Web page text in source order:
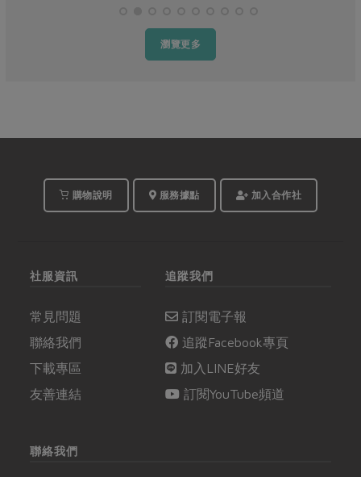
瀏覽更多
購物說明 服務據點 加入合作社
社服資訊
常見問題
聯絡我們
下載專區
友善連結
追蹤我們
訂閱電子報
追蹤Facebook專頁
加入LINE好友
訂閱YouTube頻道
聯絡我們